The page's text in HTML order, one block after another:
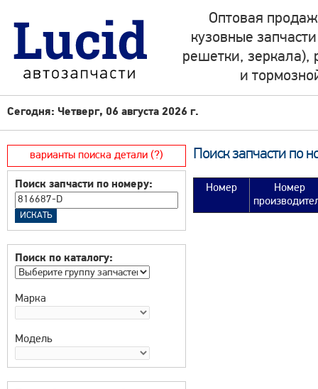
Оптовая
кузовные
решетки, зеркала),
и
Сегодня: Четверг, 06 августа 2026 г.
варианты поиска детали (?)
Поиск запчасти по номеру:
Поиск по каталогу:
Марка
Модель
Поиск запчасти по
Номер
Номер